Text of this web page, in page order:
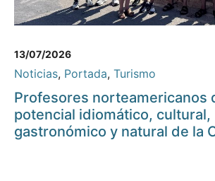
13/07/2026
Noticias, Portada, Turismo
Profesores norteamericanos
potencial idiomático, cultural,
gastronómico y natural de la